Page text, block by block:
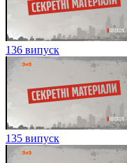
136 випуск
135 випуск